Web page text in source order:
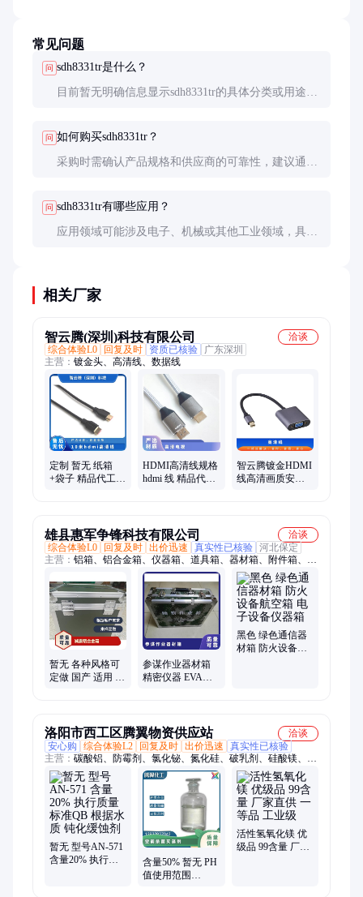
常见问题
问 sdh8331tr是什么？
目前暂无明确信息显示sdh8331tr的具体分类或用途，
问 如何购买sdh8331tr？
采购时需确认产品规格和供应商的可靠性，建议通过
问 sdh8331tr有哪些应用？
应用领域可能涉及电子、机械或其他工业领域，具体
相关厂家
智云腾(深圳)科技有限公司
洽谈
综合体验L0
回复及时 资质已核验
广东深圳
主营： 镀金头、高清线、数据线
定制 暂无 纸箱
+袋子 精品代工
HDMI高清线规格
hdmi 线 精品代工
智云腾镀金HDMI
线高清画质安全
雄县惠军争锋科技有限公司
洽谈
综合体验L0
回复及时 出价迅速 真实性已核验 河北保定
主营： 铝箱、铝合金箱、仪器箱、道具箱、器材箱、附件箱、收
纳箱、航空箱、工具箱、电子仪表箱、实验仪器包装箱、消防器
材箱、指挥作业箱、侦查作业箱、勘测仪器包装箱、仪器仪表
箱、乐器包装箱、舞台道具箱、服装道具箱、运输储备箱、通讯
设备箱、五金工具箱、铝合金航空箱、产品展示箱、物资器材箱
暂无 各种风格可
定做 国产 适用 仪
参谋作业器材箱
精密仪器 EVA海
黑色 绿色通信器
材箱 防火设备航
洛阳市西工区腾翼物资供应站
洽谈
安心购
综合体验L2 回复及时 出价迅速
真实性已核验
主营： 碳酸铝、防霉剂、氯化铋、氮化硅、破乳剂、硅酸镁、磷
酸铝、化学试剂、抗静电剂、乙酸乙酯、氢氧化镁、焦磷酸钠、
干燥通风、次磷酸镁、氯化氢乙醇、氯化氢甲醇、聚丙烯酸钾、
闪点提高剂、柴油降凝剂、硫代硫酸铵、聚丙烯酰胺、多聚磷酸
钠、25公斤纸板桶、硫代乙醇酸钠、高分子絮凝剂
暂无 型号AN-571
含量20% 执行质
含量50% 暂无 PH
值使用范围
活性氢氧化镁 优
级品 99含量 厂家